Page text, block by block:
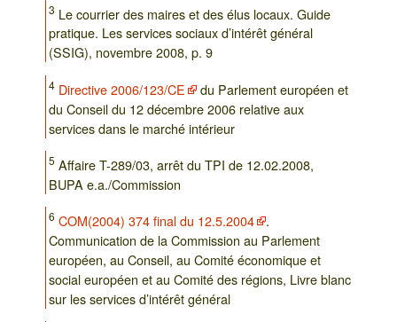
3 Le courrier des maires et des élus locaux. Guide
pratique. Les services sociaux d’intérêt général
(SSIG), novembre 2008, p. 9
4 Directive 2006/123/CE
du Parlement européen et
du Conseil du 12 décembre 2006 relative aux
services dans le marché intérieur
5 Affaire T-289/03, arrêt du TPI de 12.02.2008,
BUPA e.a./Commission
6 COM(2004) 374 final du 12.5.2004
.
Communication de la Commission au Parlement
européen, au Conseil, au Comité économique et
social européen et au Comité des régions, Livre blanc
sur les services d’intérêt général